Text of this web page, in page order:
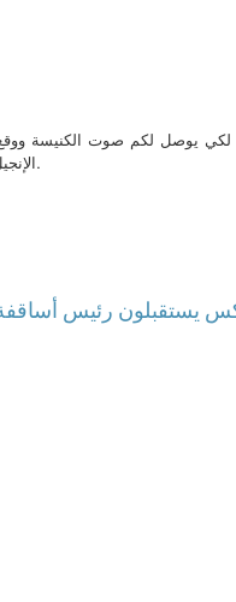
لكي يوصل لكم صوت الكنيسة
الإنجيل الحي.
يستقبلون رئيس